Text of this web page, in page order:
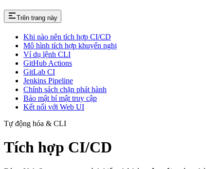
Trên trang này
Khi nào nên tích hợp CI/CD
Mô hình tích hợp khuyến nghị
Ví dụ lệnh CLI
GitHub Actions
GitLab CI
Jenkins Pipeline
Chính sách chặn phát hành
Bảo mật bí mật truy cập
Kết nối với Web UI
Tự động hóa & CLI
Tích hợp CI/CD